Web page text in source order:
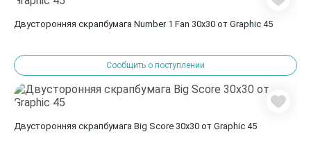
Двусторонняя скрапбумага Number 1 Fan 30x30 от Graphic 45
Сообщить о поступлении
Двусторонняя скрапбумага Big Score 30x30 от Graphic 45